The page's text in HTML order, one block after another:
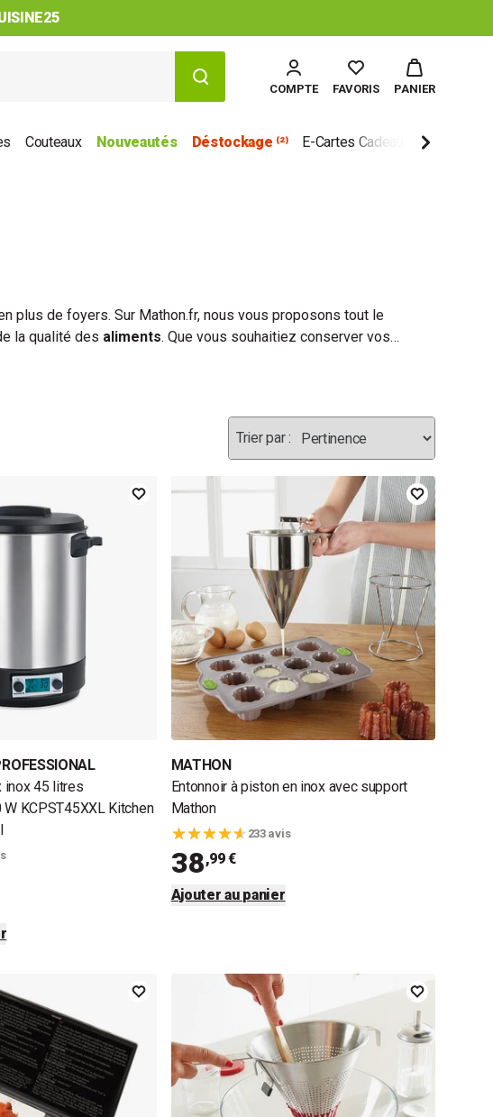
COMPTE FAVORIS PANIER
Couteaux Nouveautés Déstockage ⁽²⁾ E-Cartes Cadeau Marques
plus de foyers. Sur Mathon.fr, nous vous proposons tout le
la qualité des aliments. Que vous souhaitiez conserver vos
inox 45 litres
KCPST45XXL Kitchen
MATHON
Entonnoir à piston en inox avec support
Mathon
233 avis
38,99 €
Ajouter au panier